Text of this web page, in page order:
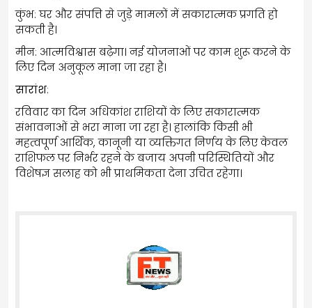
कुंभ: घर और संपत्ति से जुड़े मामलों में सकारात्मक प्रगति हो
सकती है।
मीन: आत्मविश्वास बढ़ेगा। नई योजनाओं पर काम शुरू करने के
लिए दिन अनुकूल माना जा रहा है।
सारांश:
रविवार का दिन अधिकांश राशियों के लिए सकारात्मक
संभावनाओं से भरा माना जा रहा है। हालांकि किसी भी
महत्वपूर्ण आर्थिक, कानूनी या व्यक्तिगत निर्णय के लिए केवल
राशिफल पर निर्भर रहने के बजाय अपनी परिस्थितियों और
विशेषज्ञ सलाह को भी प्राथमिकता देना उचित रहेगा।